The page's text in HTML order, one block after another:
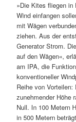
»Die Kites fliegen in
Wind einfangen
mit Wägen
ziehen. Aus der
Generator Strom.
auf den Wägen«,
am IPA, die
konventioneller
Reihe von
zunehmender Höhe
Null. In 100 Metern
in 500 Metern